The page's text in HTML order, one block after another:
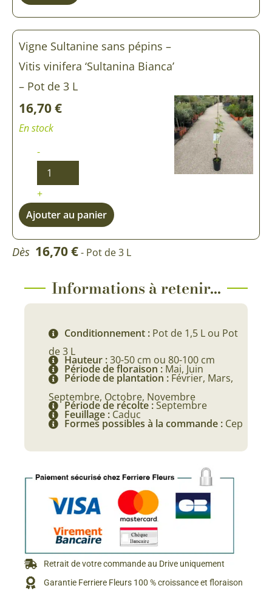
Vigne Sultanine sans pépins –
Vitis vinifera ‘Sultanina Bianca’
– Pot de 3 L
16,70€
En stock
-
+
Ajouter au panier
Dès 16,70€- Pot de 3 L
Informations à retenir...
Conditionnement : Pot de 1,5 L ou Pot
de 3 L
Hauteur :30-50 cm ou 80-100 cm
Période de floraison : Mai, Juin
Période de plantation : Février, Mars,
Septembre, Octobre, Novembre
Période de récolte :Septembre
Feuillage : Caduc
Formes possibles à la commande : Cep
Retrait de votre commande au Drive uniquement
Garantie Ferriere Fleurs 100 % croissance et floraison